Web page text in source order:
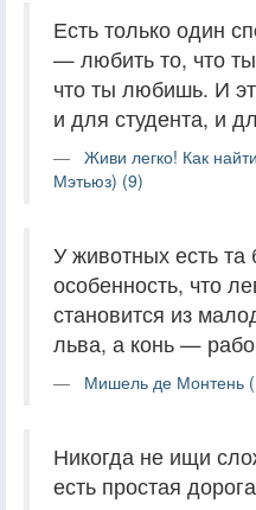
Есть только один
— любить то, что
что ты любишь. И
и для студента, и
Живи легко! Как
Мэтьюз) (9)
У животных есть та
особенность, что
становится из
льва, а конь —
Мишель де Монтень
Никогда не ищи
есть простая